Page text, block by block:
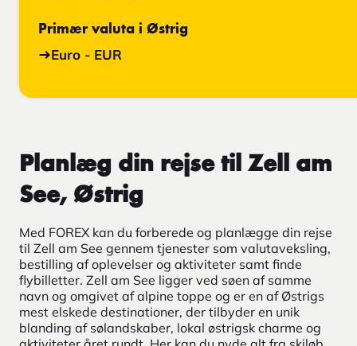
Primær valuta i Østrig
Euro - EUR
Planlæg din rejse til Zell am
See, Østrig
Med FOREX kan du forberede og planlægge din rejse
til Zell am See gennem tjenester som valutaveksling,
bestilling af oplevelser og aktiviteter samt finde
flybilletter. Zell am See ligger ved søen af samme
navn og omgivet af alpine toppe og er en af Østrigs
mest elskede destinationer, der tilbyder en unik
blanding af sølandskaber, lokal østrigsk charme og